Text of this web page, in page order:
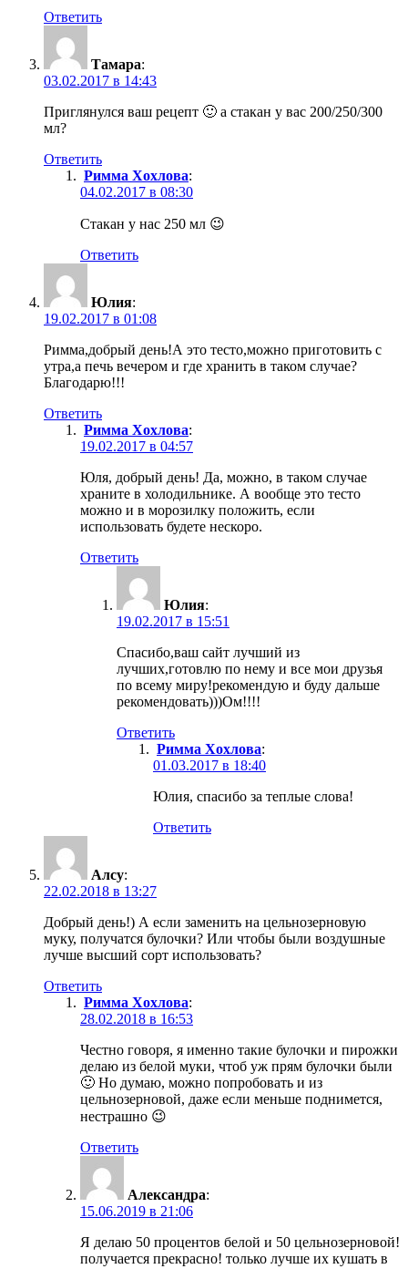
Ответить
Тамара:
03.02.2017 в 14:43
Приглянулся ваш рецепт 🙂 а стакан у вас 200/250/300
мл?
Ответить
Римма Хохлова:
04.02.2017 в 08:30
Стакан у нас 250 мл 😉
Ответить
Юлия:
19.02.2017 в 01:08
Римма,добрый день!А это тесто,можно приготовить с
утра,а печь вечером и где хранить в таком случае?
Благодарю!!!
Ответить
Римма Хохлова:
19.02.2017 в 04:57
Юля, добрый день! Да, можно, в таком случае
храните в холодильнике. А вообще это тесто
можно и в морозилку положить, если
использовать будете нескоро.
Ответить
Юлия:
19.02.2017 в 15:51
Спасибо,ваш сайт лучший из
лучших,готовлю по нему и все мои друзья
по всему миру!рекомендую и буду дальше
рекомендовать)))Ом!!!!
Ответить
Римма Хохлова:
01.03.2017 в 18:40
Юлия, спасибо за теплые слова!
Ответить
Алсу:
22.02.2018 в 13:27
Добрый день!) А если заменить на цельнозерновую
муку, получатся булочки? Или чтобы были воздушные
лучше высший сорт использовать?
Ответить
Римма Хохлова:
28.02.2018 в 16:53
Честно говоря, я именно такие булочки и пирожки
делаю из белой муки, чтоб уж прям булочки были
🙂 Но думаю, можно попробовать и из
цельнозерновой, даже если меньше поднимется,
нестрашно 😉
Ответить
Александра:
15.06.2019 в 21:06
Я делаю 50 процентов белой и 50 цельнозерновой!
получается прекрасно! только лучше их кушать в